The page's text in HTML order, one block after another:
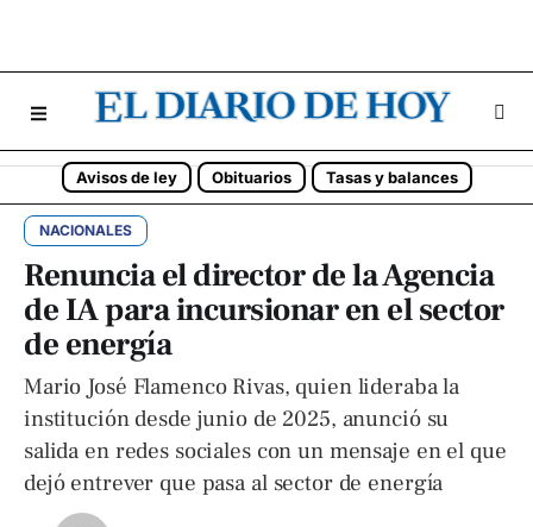
Avisos de ley Obituarios Tasas y balances
NACIONALES
Renuncia el director de la Agencia
de IA para incursionar en el sector
de energía
Mario José Flamenco Rivas, quien lideraba la
institución desde junio de 2025, anunció su
salida en redes sociales con un mensaje en el que
dejó entrever que pasa al sector de energía